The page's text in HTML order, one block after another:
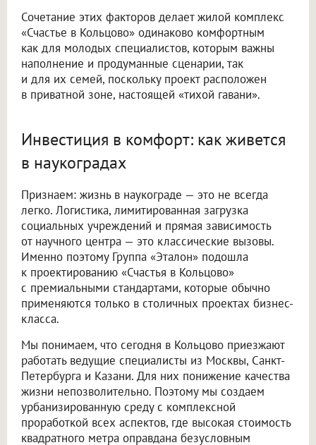
Сочетание этих факторов делает жилой комплекс
«Счастье в Кольцово» одинаково комфортным
как для молодых специалистов, которым важны
наполнение и продуманные сценарии, так
и для их семей, поскольку проект расположен
в приватной зоне, настоящей «тихой гавани».
Инвестиция в комфорт: как живется
в наукоградах
Признаем: жизнь в наукограде — это не всегда
легко. Логистика, лимитированная загрузка
социальных учреждений и прямая зависимость
от научного центра — это классические вызовы.
Именно поэтому Группа «Эталон» подошла
к проектированию «Счастья в Кольцово»
с премиальными стандартами, которые обычно
применяются только в столичных проектах бизнес-
класса.
Мы понимаем, что сегодня в Кольцово приезжают
работать ведущие специалисты из Москвы, Санкт-
Петербурга и Казани. Для них понижение качества
жизни непозволительно. Поэтому мы создаем
урбанизированную среду с комплексной
проработкой всех аспектов, где высокая стоимость
квадратного метра оправдана безусловным